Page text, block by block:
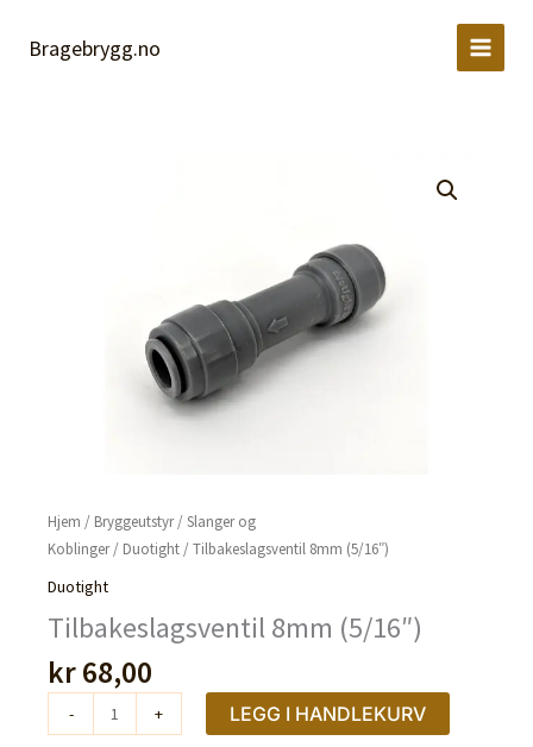
Bragebrygg.no
Hjem / Bryggeutstyr/Slanger og
Koblinger/ Duotight/ Tilbakeslagsventil 8mm (5/16″)
Duotight
Tilbakeslagsventil 8mm (5/16″)
kr68,00
-
Tilbakeslagsventil
8mm
+ LEGG I HANDLEKURV
antall